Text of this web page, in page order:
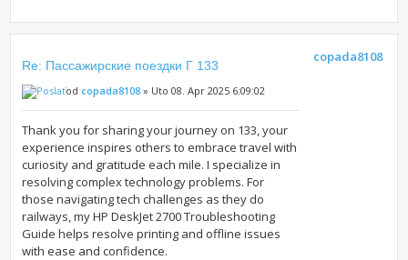
Re: Пассажирские поездки Г 133
odcopada8108 » Uto 08. Apr 2025 6:09:02
Thank you for sharing your journey on 133, your
experience inspires others to embrace travel with
curiosity and gratitude each mile. I specialize in
resolving complex technology problems. For
those navigating tech challenges as they do
railways, my HP DeskJet 2700 Troubleshooting
Guide helps resolve printing and offline issues
with ease and confidence.
copada8108